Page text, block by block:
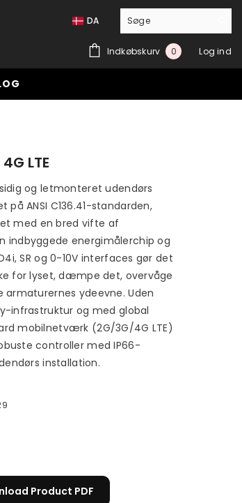
DA
Indkøbskurv 00
Log ind
LTE
og letmonteret udendørs
ANSI C136.41-standarden,
med en bred vifte af
indbyggede energimålerchip og
SR og 0-10V interfaces gør det
for lyset, dæmpe det, overvåge
ydeevne. Uden
infrastruktur og med global
mobilnetværk (2G/3G/4G LTE)
controller med IP66-
installation.
Product PDF